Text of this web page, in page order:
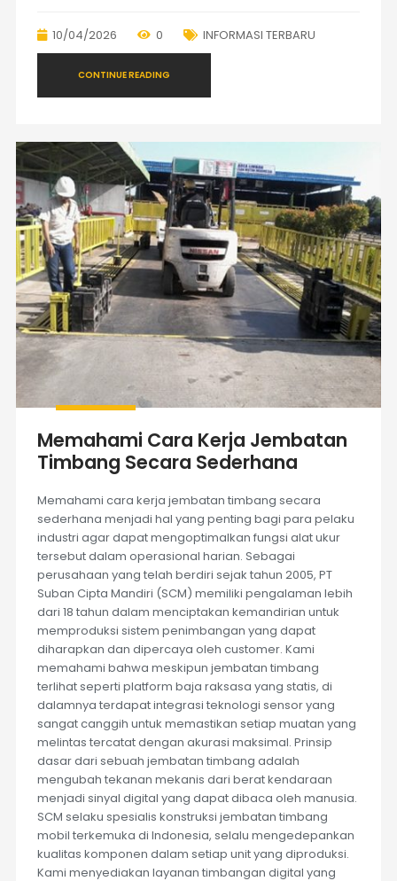
10/04/2026 0 INFORMASI TERBARU
CONTINUE READING
Memahami Cara Kerja Jembatan
Timbang Secara Sederhana
Memahami cara kerja jembatan timbang secara
sederhana menjadi hal yang penting bagi para pelaku
industri agar dapat mengoptimalkan fungsi alat ukur
tersebut dalam operasional harian. Sebagai
perusahaan yang telah berdiri sejak tahun 2005, PT
Suban Cipta Mandiri (SCM) memiliki pengalaman lebih
dari 18 tahun dalam menciptakan kemandirian untuk
memproduksi sistem penimbangan yang dapat
diharapkan dan dipercaya oleh customer. Kami
memahami bahwa meskipun jembatan timbang
terlihat seperti platform baja raksasa yang statis, di
dalamnya terdapat integrasi teknologi sensor yang
sangat canggih untuk memastikan setiap muatan yang
melintas tercatat dengan akurasi maksimal. Prinsip
dasar dari sebuah jembatan timbang adalah
mengubah tekanan mekanis dari berat kendaraan
menjadi sinyal digital yang dapat dibaca oleh manusia.
SCM selaku spesialis konstruksi jembatan timbang
mobil terkemuka di Indonesia, selalu mengedepankan
kualitas komponen dalam setiap unit yang diproduksi.
Kami menyediakan layanan timbangan digital yang